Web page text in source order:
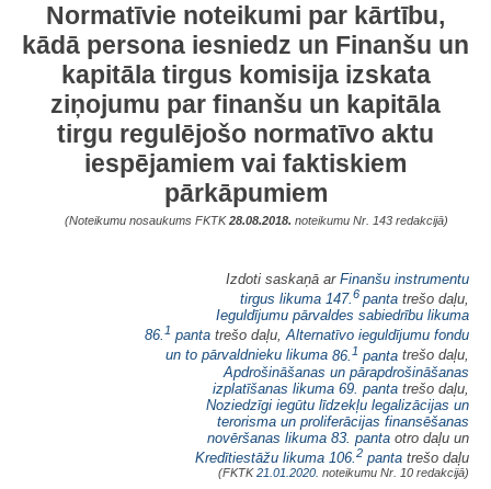
Normatīvie noteikumi par kārtību,
kādā persona iesniedz un Finanšu un
kapitāla tirgus komisija izskata
ziņojumu par finanšu un kapitāla
tirgu regulējošo normatīvo aktu
iespējamiem vai faktiskiem
pārkāpumiem
(Noteikumu nosaukums FKTK28.08.2018. noteikumu Nr. 143 redakcijā)
Izdoti saskaņā ar Finanšu instrumentu
tirgus likuma 147.6 panta trešo daļu,
Ieguldījumu pārvaldes sabiedrību likuma
86. 1 panta trešo daļu,Alternatīvo ieguldījumu fondu
un to pārvaldnieku likuma 86. 1 panta trešo daļu,
Apdrošināšanas un pārapdrošināšanas
izplatīšanas likuma 69. panta trešo daļu,
Noziedzīgi iegūtu līdzekļu legalizācijas un
terorisma un proliferācijas finansēšanas
novēršanas likuma 83. panta otro daļu un
Kredītiestāžu likuma 106.2 panta trešo daļu
(FKTK21.01.2020. noteikumu Nr. 10 redakcijā)